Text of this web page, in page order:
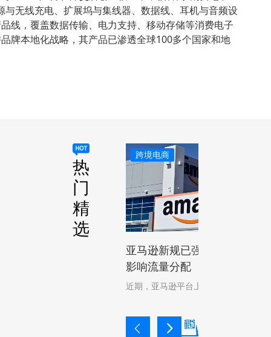
无线充电、扩展坞与集线器、数据线、耳机与音频设
线，覆盖数据传输、电力支持、移动存储等消费电子
牌本地化战略，其产品已渗透全球100多个国家和地
热
门
精
选
跨境电商
亚马逊新规已强制执行！卖家
影响流量分配